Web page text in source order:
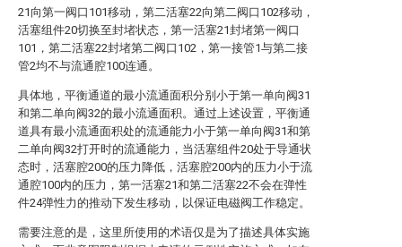
21向第一阀口101移动，第二活塞22向第二阀口102移动，
活塞组件20切换至封堵状态，第一活塞21封堵第一阀口
101，第二活塞22封堵第二阀口102，第一接管1与第二接
管2均不与流通腔100连通。
具体地，平衡通道的最小流通面积分别小于第一单向阀31
和第二单向阀32的最小流通面积。通过上述设置，平衡通
道具有最小流通面积处的流通能力小于第一单向阀31和第
二单向阀32打开时的流通能力，当活塞组件20处于导通状
态时，活塞腔200的压力降低，活塞腔200内的压力小于流
通腔100内的压力，第一活塞21和第二活塞22不会在弹性
件24弹性力的推动下发生移动，以保证电磁阀工作稳定。
需要注意的是，这里所使用的术语仅是为了描述具体实施